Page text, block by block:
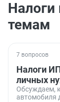
темам
7 вопросов
Налоги
личных
Обсуждаем,
автомобиля